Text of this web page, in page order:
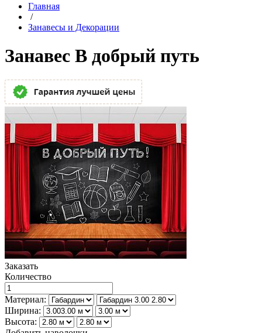
Главная
/
Занавесы и Декорации
Занавес В добрый путь
Заказать
Количество
Материал:
Ширина:
Высота: